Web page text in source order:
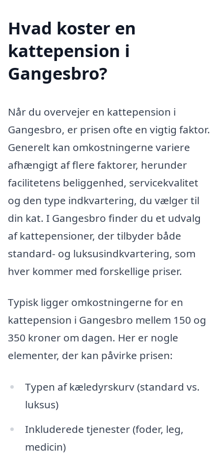
Hvad koster en
kattepension i
Gangesbro?
Når du overvejer en kattepension i
Gangesbro, er prisen ofte en vigtig faktor.
Generelt kan omkostningerne variere
afhængigt af flere faktorer, herunder
facilitetens beliggenhed, servicekvalitet
og den type indkvartering, du vælger til
din kat. I Gangesbro finder du et udvalg
af kattepensioner, der tilbyder både
standard- og luksusindkvartering, som
hver kommer med forskellige priser.
Typisk ligger omkostningerne for en
kattepension i Gangesbro mellem 150 og
350 kroner om dagen. Her er nogle
elementer, der kan påvirke prisen:
Typen af kæledyrskurv (standard vs.
luksus)
Inkluderede tjenester (foder, leg,
medicin)